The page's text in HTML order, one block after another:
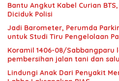
Bantu Angkut Kabel Curian
Diciduk Polisi
Jadi Barometer, Perumda
untuk Studi Tiru Pengelolaan
Koramil 1406-08/Sabbangparu
pembersihan jalan tani dan
Lindungi Anak Dari Penyakit